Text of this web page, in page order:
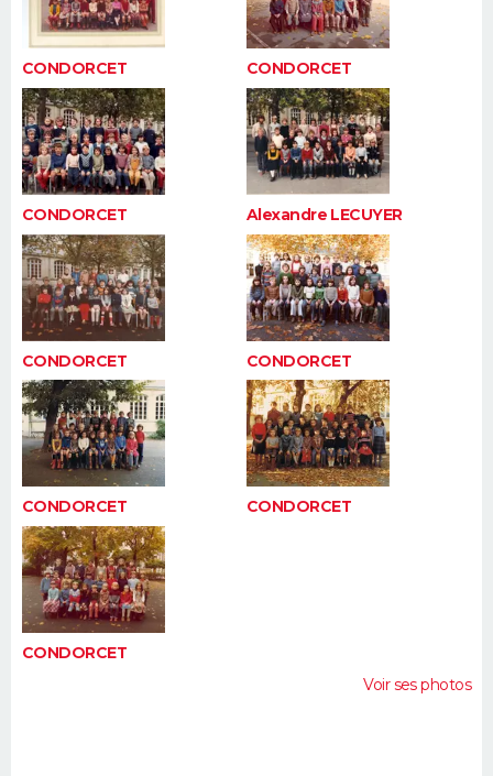
CONDORCET CONDORCET
CONDORCET Alexandre LECUYER
CONDORCET CONDORCET
CONDORCET CONDORCET
CONDORCET
Voir ses photos